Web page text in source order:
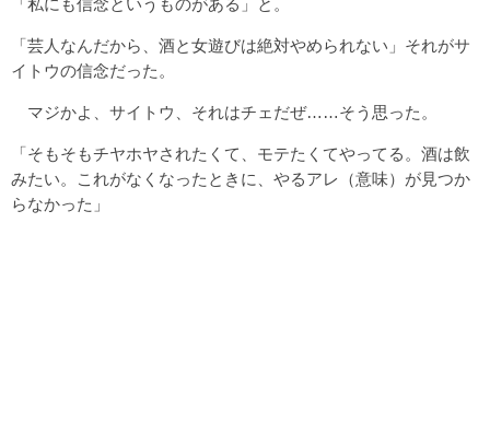
「芸人なんだから、酒と女遊びは絶対やめられない」それがサ
イトウの信念だった。
マジかよ、サイトウ、それはチェだぜ……そう思った。
「そもそもチヤホヤされたくて、モテたくてやってる。酒は飲
みたい。これがなくなったときに、やるアレ（意味）が見つか
らなかった」